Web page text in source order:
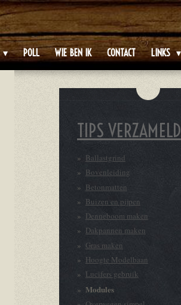
POLL WIE BEN IK CONTACT LINKS
TIPS VERZAMELD
Ballastgrind
Bovenleiding
Betonmatten
Buizen en pijpen
Denneboom maken
Dakpannen maken
Gras maken
Hoogte Modelbaan
Lucifers gebruik
Modules